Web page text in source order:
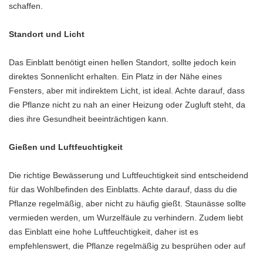
schaffen.
Standort und Licht
Das Einblatt benötigt einen hellen Standort, sollte jedoch kein
direktes Sonnenlicht erhalten. Ein Platz in der Nähe eines
Fensters, aber mit indirektem Licht, ist ideal. Achte darauf, dass
die Pflanze nicht zu nah an einer Heizung oder Zugluft steht, da
dies ihre Gesundheit beeinträchtigen kann.
Gießen und Luftfeuchtigkeit
Die richtige Bewässerung und Luftfeuchtigkeit sind entscheidend
für das Wohlbefinden des Einblatts. Achte darauf, dass du die
Pflanze regelmäßig, aber nicht zu häufig gießt. Staunässe sollte
vermieden werden, um Wurzelfäule zu verhindern. Zudem liebt
das Einblatt eine hohe Luftfeuchtigkeit, daher ist es
empfehlenswert, die Pflanze regelmäßig zu besprühen oder auf